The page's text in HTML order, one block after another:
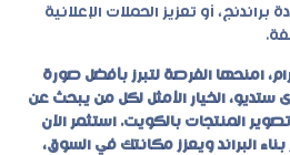
أو تعزيز الحملات الإعلانية
امنحها الفرصة لتبرز بأفضل صورة
ستديو، الخيار الأمثل لكل من يبحث عن
المنتجات بالكويت. استثمر الآن
البراند ويعزز مكانتك في السوق،